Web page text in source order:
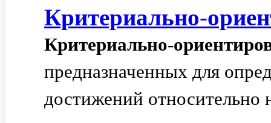
Критериально-
Критериально-
предназначенных для
достижений относительно